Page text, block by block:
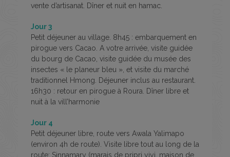
vente d’artisanat. Dîner et nuit en hamac.
Jour 3
Petit déjeuner au village. 8h45 : embarquement en
pirogue vers Cacao. A votre arrivée, visite guidée
du bourg de Cacao, visite guidée du musée des
insectes « le planeur bleu », et visite du marché
traditionnel Hmong. Déjeuner inclus au restaurant.
16h30 : retour en pirogue à Roura. Dîner libre et
nuit à la vill’harmonie
Jour 4
Petit déjeuner libre, route vers Awala Yalimapo
(environ 4h de route). Visite libre tout au long de la
route: Sinnamary (marais de pripri yiyi, maison de